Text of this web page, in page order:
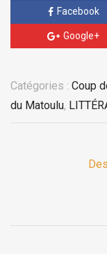
Facebook
Google+
Catégories : Coup
du Matoulu,